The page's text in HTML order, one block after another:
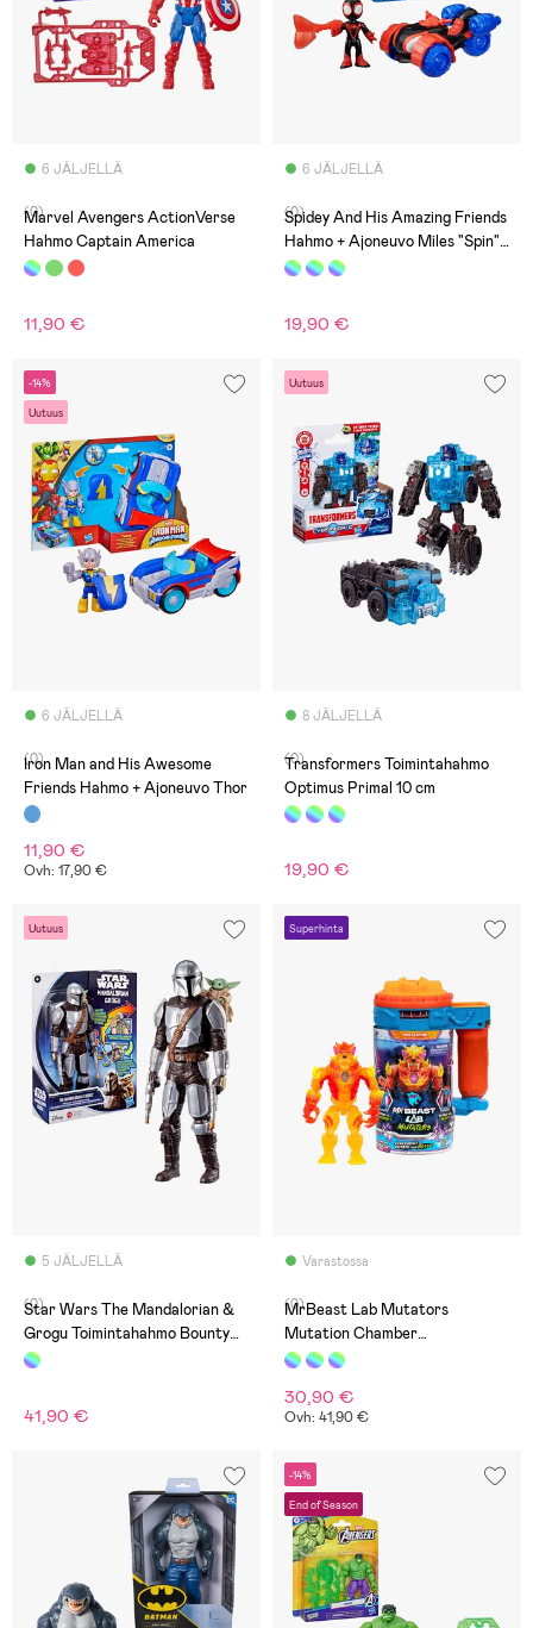
6 JÄLJELLÄ
(0)
Marvel Avengers ActionVerse
Hahmo Captain America
11,90 €
6 JÄLJELLÄ
(0)
Spidey And His Amazing Friends
Hahmo + Ajoneuvo Miles "Spin"
Morales Techno-Racer
19,90 €
-14%
Uutuus
6 JÄLJELLÄ
(0)
Iron Man and His Awesome
Friends Hahmo + Ajoneuvo Thor
11,90 €
Ovh: 17,90 €
Uutuus
8 JÄLJELLÄ
(0)
Transformers Toimintahahmo
Optimus Primal 10 cm
19,90 €
Uutuus
5 JÄLJELLÄ
(0)
Star Wars The Mandalorian &
Grogu Toimintahahmo Bounty
Blaster
41,90 €
Superhinta
Varastossa
(0)
MrBeast Lab Mutators
Mutation Chamber
Toimintahahmo Flame Panther
30,90 €
Ovh: 41,90 €
-14%
End of Season